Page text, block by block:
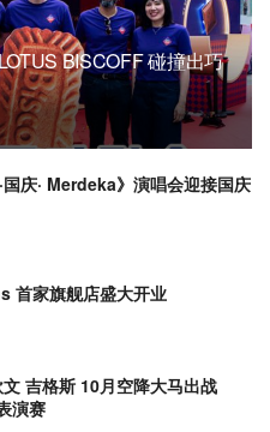
BISCOFF 碰撞出巧
庆· Merdeka》演唱会迎接国庆
首家旗舰店盛大开业
吉格斯 10月空降大马出战
演赛